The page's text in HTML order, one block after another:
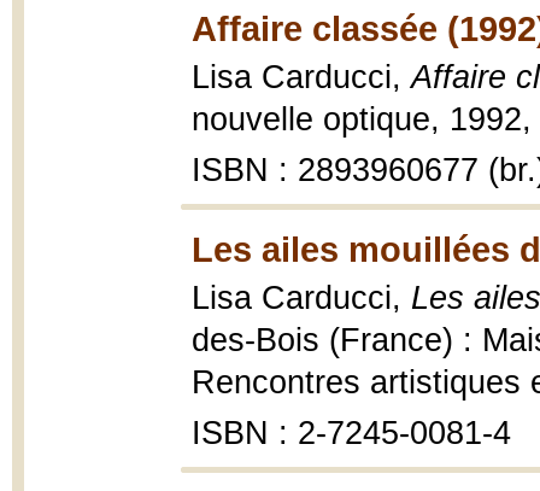
Affaire classée
Lisa Carducci,Affaire
nouvelle optique,
ISBN : 2893960677
Les ailes mouillées
Lisa Carducci, Les
des-Bois (France) :
Rencontres artistiques
ISBN : 2-7245-0081-4